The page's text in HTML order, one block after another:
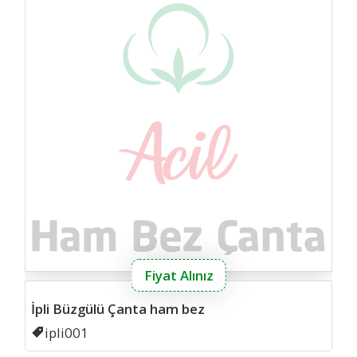
Fiyat Alınız
İpli Büzgülü Çanta ham bez
Kodu
ipli001